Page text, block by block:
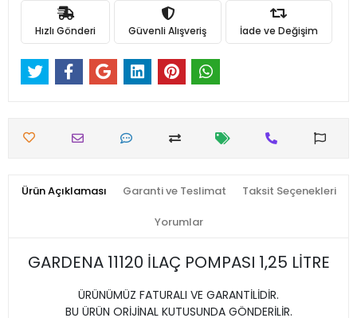
Hızlı Gönderi Güvenli Alışveriş İade ve Değişim
Ürün Açıklaması Garanti ve Teslimat Taksit Seçenekleri
Yorumlar
GARDENA 11120 İLAÇ POMPASI 1,25 LİTRE
ÜRÜNÜMÜZ FATURALI VE GARANTİLİDİR.
BU ÜRÜN ORİJİNAL KUTUSUNDA GÖNDERİLİR.